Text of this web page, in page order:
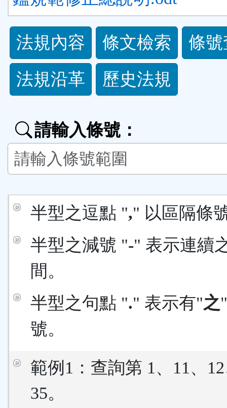
法
規
功
按
鈕
法規內容 條文檢索
條
法規沿革
歷史法規
請輸入條號：
半型之逗點 "," 以區隔條
半型之減號 "-" 表示連續
間。
半型之句點 "." 表示有"之
號。
範例1：查詢第 1、11、
35。